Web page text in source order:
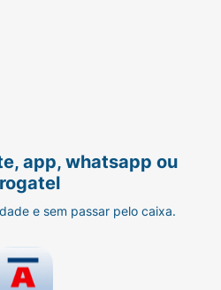
app, whatsapp ou
e sem passar pelo caixa.